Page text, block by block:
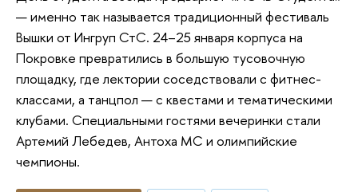
— именно так называется традиционный фестиваль
Вышки от Ингруп СтС. 24–25 января корпуса на
Покровке превратились в большую тусовочную
площадку, где лектории соседствовали с фитнес-
классами, а танцпол — с квестами и тематическими
клубами. Специальными гостями вечеринки стали
Артемий Лебедев, Антоха MC и олимпийские
чемпионы.